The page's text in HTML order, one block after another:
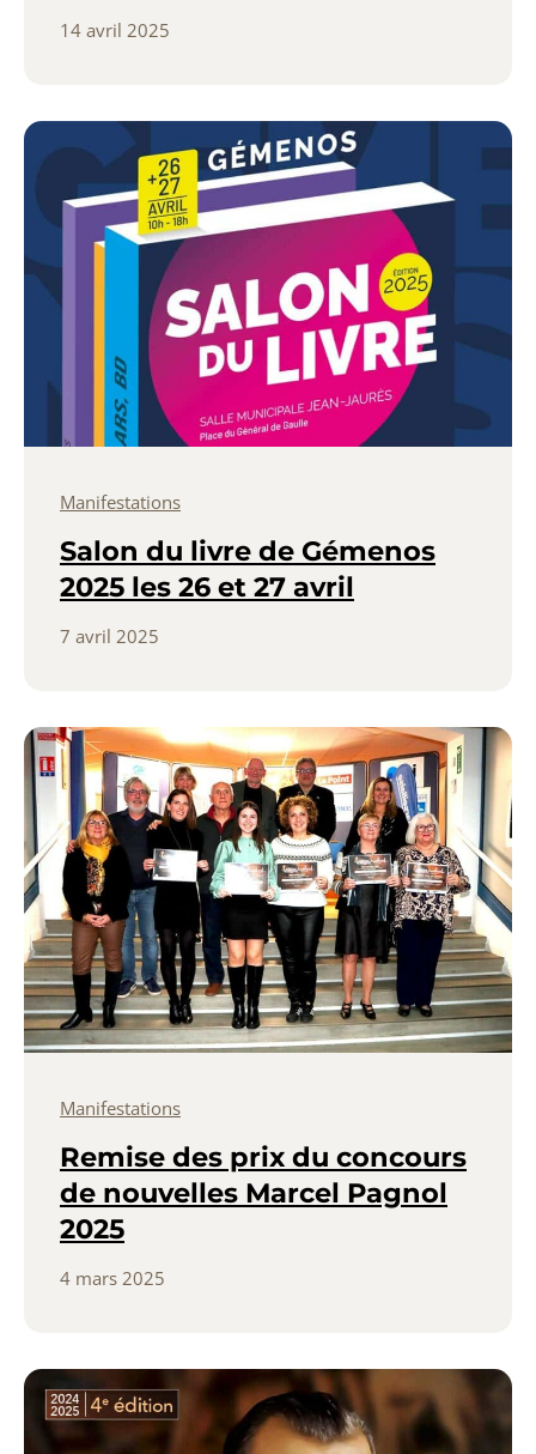
14 avril 2025
Manifestations
Salon du livre de Gémenos
2025 les 26 et 27 avril
7 avril 2025
Manifestations
Remise des prix du concours
de nouvelles Marcel Pagnol
2025
4 mars 2025